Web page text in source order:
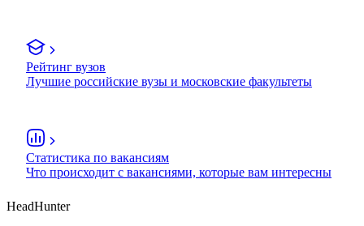
Рейтинг вузов
Лучшие российские вузы и московские факультеты
Статистика по вакансиям
Что происходит с вакансиями, которые вам интересны
HeadHunter